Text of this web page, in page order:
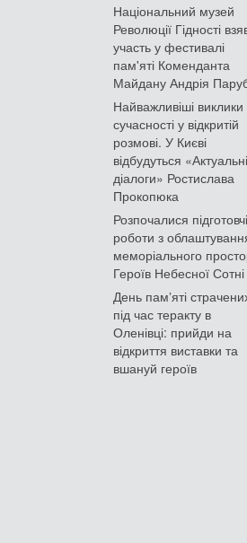
Національний музей
Революції Гідності
участь у фестивалі
пам'яті Коменданта
Майдану Андрія
Найважливіші виклики
сучасності у відкритій
розмові. У Києві
відбудуться «Актуальні
діалоги» Ростислава
Прокопюка
Розпочалися підготовчі
роботи з
меморіального
Героїв Небесної Сотні
День памʼяті
під час теракту в
Оленівці: прийди на
відкриття виставки та
вшануй героїв